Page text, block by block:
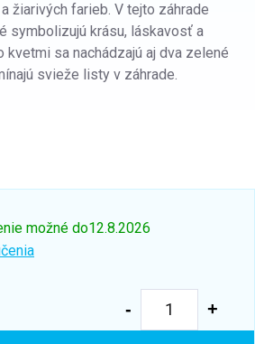
žiarivých farieb. V tejto záhrade
symbolizujú krásu, láskavosť a
kvetmi sa nachádzajú aj dva zelené
svieže listy v záhrade.
možné do12.8.2026